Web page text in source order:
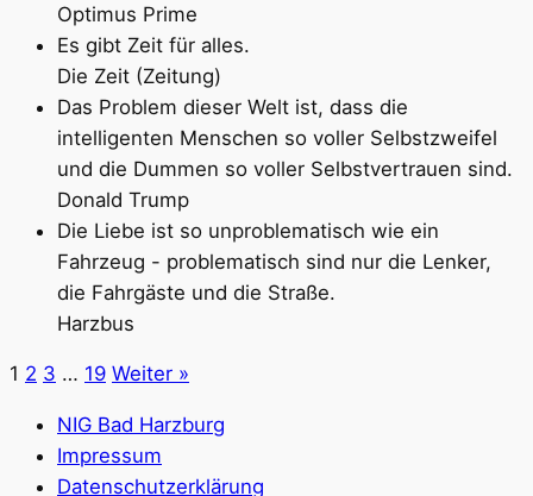
Optimus Prime
Es gibt Zeit für alles.
Die Zeit (Zeitung)
Das Problem dieser Welt ist, dass die
intelligenten Menschen so voller Selbstzweifel
und die Dummen so voller Selbstvertrauen sind.
Donald Trump
Die Liebe ist so unproblematisch wie ein
Fahrzeug - problematisch sind nur die Lenker,
die Fahrgäste und die Straße.
Harzbus
1 2 3 … 19 Weiter »
NIG Bad Harzburg
Impressum
Datenschutzerklärung